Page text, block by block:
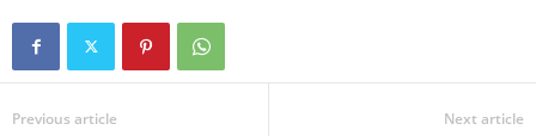
Previous article Next article